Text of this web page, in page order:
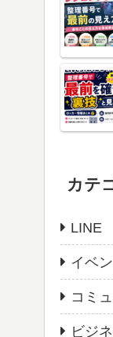
カテ
LINE
イベ
コミ
ビジ